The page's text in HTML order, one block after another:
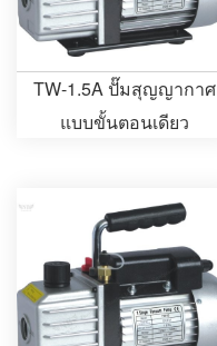
TW-1.5A ปั๊มสุญญากาศ
แบบขั้นตอนเดียว